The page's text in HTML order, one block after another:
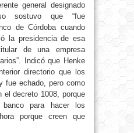
general designado
sostuvo que “fue
de Córdoba cuando
la presidencia de esa
de una empresa
Indicó que Henke
directorio que los
fue echado, pero como
el decreto 1008, porque
para hacer los
porque creen que